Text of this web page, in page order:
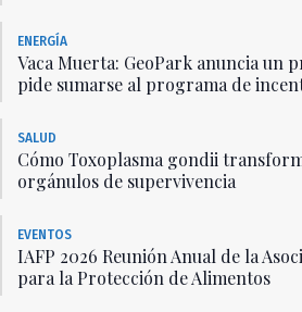
ENERGÍA
Vaca Muerta: GeoPark anuncia un
pide sumarse al programa de
SALUD
Cómo Toxoplasma gondii
orgánulos de supervivencia
EVENTOS
IAFP 2026 Reunión Anual de la
para la Protección de Alimentos